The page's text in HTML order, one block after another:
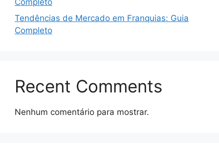
Tendências de Mercado em Franquias: Guia
Completo
Recent Comments
Nenhum comentário para mostrar.